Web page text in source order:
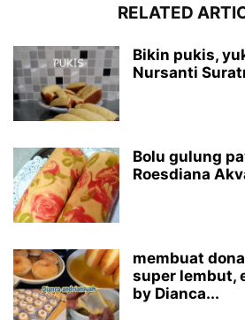
RELATED
Bikin pukis,
Nursanti
Bolu gulung
Roesdiana
membuat
super lembut,
by Dianca...